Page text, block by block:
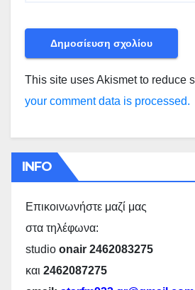
This site uses Akismet to reduce
your comment data is processed.
INFO
Επικοινωνήστε μαζί μας
στα τηλέφωνα:
studio onair 2462083275
και 2462087275